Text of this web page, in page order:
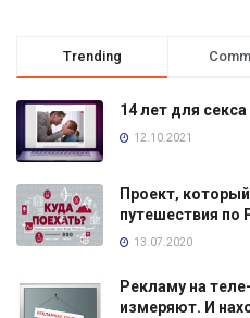
Trending
14 лет для
12.10.2021
Проект,
путешествия по
13.07.2020
Рекламу на
измеряют. И